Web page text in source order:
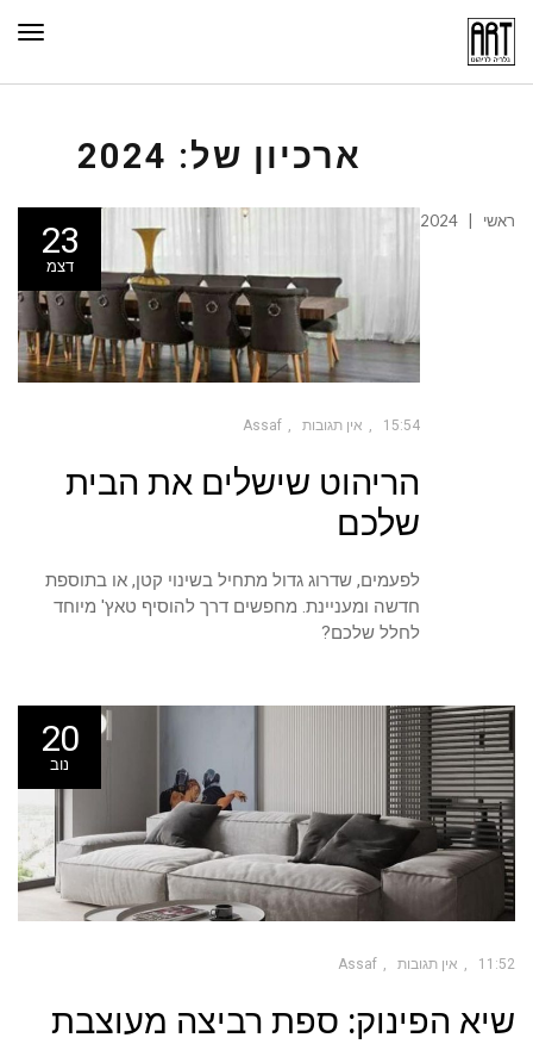
ראשי 2024
ארכיון של: 2024
23
דצמ
15:54 אין תגובות Assaf
הריהוט שישלים את הבית
שלכם
לפעמים, שדרוג גדול מתחיל בשינוי קטן, או בתוספת
חדשה ומעניינת. מחפשים דרך להוסיף טאץ' מיוחד
לחלל שלכם?
20
נוב
11:52 אין תגובות Assaf
שיא הפינוק: ספת רביצה מעוצבת